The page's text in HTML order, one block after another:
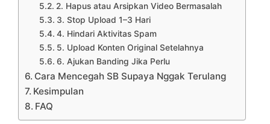
2. Hapus atau Arsipkan Video Bermasalah
3. Stop Upload 1–3 Hari
4. Hindari Aktivitas Spam
5. Upload Konten Original Setelahnya
6. Ajukan Banding Jika Perlu
Cara Mencegah SB Supaya Nggak Terulang
Kesimpulan
FAQ